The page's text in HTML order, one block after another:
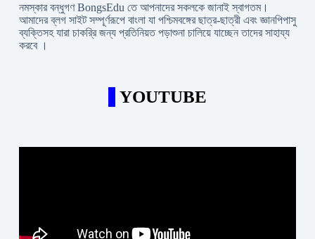
নমস্কার বন্ধুগণ BongsEdu তে আপনাদের সকলকে জানাই স্বাগতম।
আমাদের ব্লগ সাইট সম্পূর্ণরূপে বাংলা যা পশ্চিমবঙ্গের ছাত্র-ছাত্রী এবং জ্ঞানপিপাসু
ব্যক্তিসহ যারা চাকরি্র জন্য প্রতিনিয়ত পড়াশুনা চালিয়ে যাচ্ছেন তাদের সাহায্য
করবে ।
YOUTUBE